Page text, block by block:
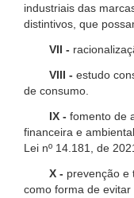
industriais das
distintivos, que
VII -
VIII - estudo
de consumo.
IX - fomento de
financeira e
Lei nº 14.181, de
X - prevenção e
como forma de